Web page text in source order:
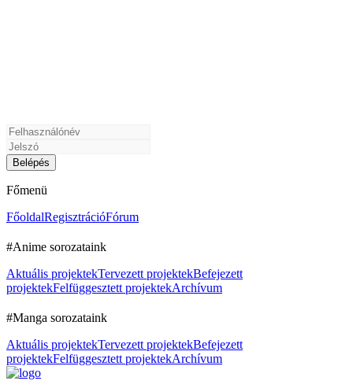
Főmenü
FőoldalRegisztrációFórum
#Anime sorozataink
Aktuális projektekTervezett projektekBefejezett
projektekFelfüggesztett projektekArchívum
#Manga sorozataink
Aktuális projektekTervezett projektekBefejezett
projektekFelfüggesztett projektekArchívum